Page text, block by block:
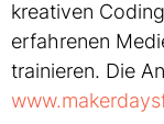
kreativen
erfahrenen
trainieren. Die